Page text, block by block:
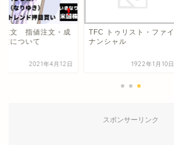
注文 指値注文・成
文について
2021年4月12日
TFC トゥリスト・ファイ
ナンシャル
1922年1月10日
スポンサーリンク